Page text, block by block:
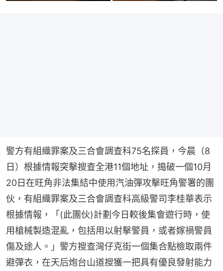
警方有組織罪案及三合會調查科75名探員，今晨（8
日）根據情報突擊搜查全港11個地址，搗破一個10月
20日在旺角非法集結中使用汽油彈攻擊旺角警署的團
伙，有組織罪案及三合會調查科高級警司李桂華表示
根據情報，「(此團伙)計劃今日較後集會遊行時，使
用槍械製造混亂，包括用以射擊警員，或者嫁禍警員
傷及途人。」警方搜查灣仔克街一個集合點檢取兩件
避彈衣，在天后炮台山道搜獲一把具有優良發射能力